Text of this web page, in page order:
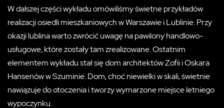
W dalszej części wykładu omówiliśmy świetne przykładów
realizacji osiedli mieszkaniowych w Warszawie i Lublinie. Przy
okazji lublina warto zwrócić uwagę na pawilony handlowo-
usługowe, które zostały tam zrealizowane. Ostatnim
elementem wykładu stał się dom architektów Zofii i Oskara
Hansenów w Szuminie. Dom, choć niewielki w skali, świetnie
nawiązuje do otoczenia i tworzy wymarzone miejsce letniego
wypoczynku.